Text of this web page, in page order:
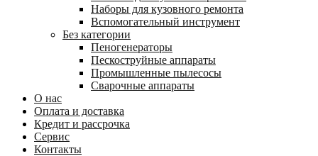
Наборы для кузовного ремонта
Вспомогательный инструмент
Без категории
Пеногенераторы
Пескоструйные аппараты
Промышленные пылесосы
Сварочные аппараты
О нас
Оплата и доставка
Кредит и рассрочка
Сервис
Контакты